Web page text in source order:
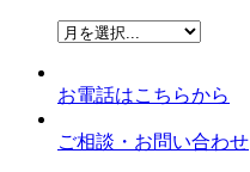
お電話はこちらから
ご相談・お問い合わせ